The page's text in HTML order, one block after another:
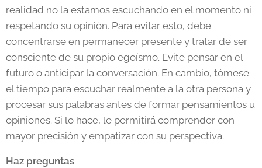
realidad no la estamos escuchando en el momento ni
respetando su opinión. Para evitar esto, debe
concentrarse en permanecer presente y tratar de ser
consciente de su propio egoísmo. Evite pensar en el
futuro o anticipar la conversación. En cambio, tómese
el tiempo para escuchar realmente a la otra persona y
procesar sus palabras antes de formar pensamientos u
opiniones. Si lo hace, le permitirá comprender con
mayor precisión y empatizar con su perspectiva.
Haz preguntas